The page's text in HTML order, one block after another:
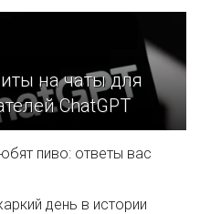
на чаты для
ChatGPT
пиво: ответы вас
день в истории